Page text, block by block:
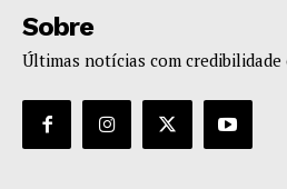
Sobre
Últimas notícias com credibilidade